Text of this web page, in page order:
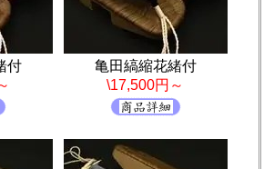
付
亀田縞縮花緒付
\17,500円～